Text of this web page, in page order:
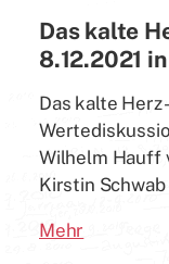
Das kalte
8.12.2021
Das kalte Herz
Wilhelm Hauff
Kirstin
Mehr